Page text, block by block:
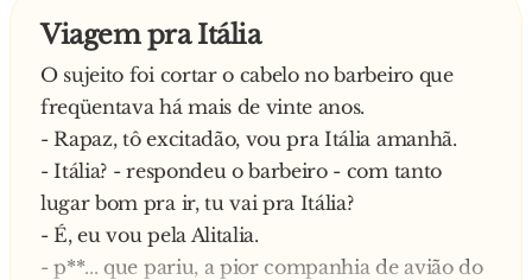
c**... e vira e mexe dava uma fechada n'algum
sujeito.
- Barbeiro! - gritava o sujeito irritado.
- Viu, Maria? Como eu não estava mentindo -
dizia Joaquim acenando para o outro motorista.
Viagem pra Itália
O sujeito foi cortar o cabelo no barbeiro que
freqüentava há mais de vinte anos.
- Rapaz, tô excitadão, vou pra Itália amanhã.
- Itália? - respondeu o barbeiro - com tanto
lugar bom pra ir, tu vai pra Itália?
- É, eu vou pela Alitalia.
- p**... que pariu, a pior companhia de avião do